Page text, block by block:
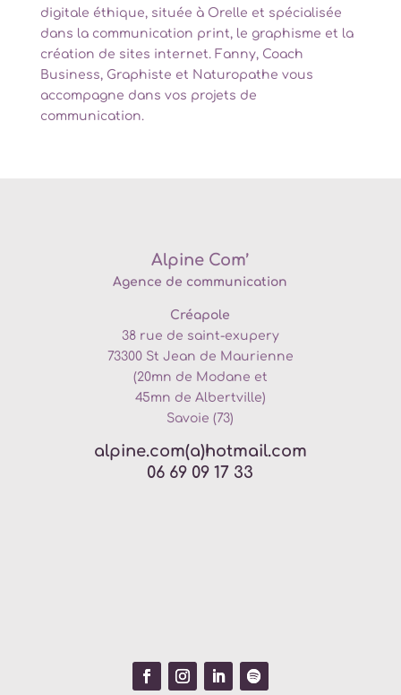
digitale éthique, située à Orelle et spécialisée
dans la communication print, le graphisme et la
création de sites internet. Fanny, Coach
Business, Graphiste et Naturopathe vous
accompagne dans vos projets de
communication.
Alpine Com’
Agence de communication
Créapole
38 rue de saint-exupery
73300 St Jean de Maurienne
(20mn de Modane et
45mn de Albertville)
Savoie (73)
alpine.com(a)hotmail.com
06 69 09 17 33